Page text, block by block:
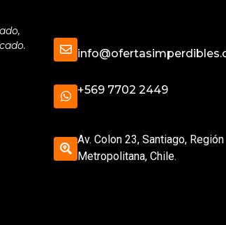
+569 7702 2449
Av. Colon 23, Santiago, Región
Metropolitana, Chile.